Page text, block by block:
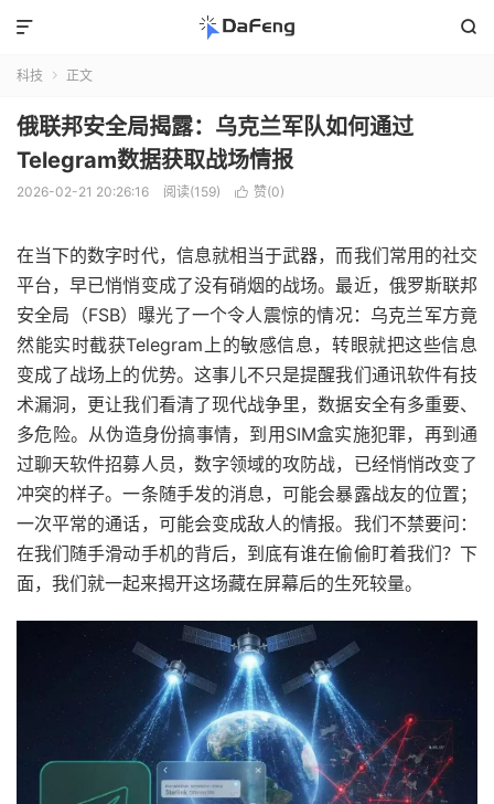


科技  正文
俄联邦安全局揭露：乌克兰军队如何通过
Telegram数据获取战场情报
2026-02-21 20:26:16 阅读(159)  赞(0)
在当下的数字时代，信息就相当于武器，而我们常用的社交
平台，早已悄悄变成了没有硝烟的战场。最近，俄罗斯联邦
安全局（FSB）曝光了一个令人震惊的情况：乌克兰军方竟
然能实时截获Telegram上的敏感信息，转眼就把这些信息
变成了战场上的优势。这事儿不只是提醒我们通讯软件有技
术漏洞，更让我们看清了现代战争里，数据安全有多重要、
多危险。从伪造身份搞事情，到用SIM盒实施犯罪，再到通
过聊天软件招募人员，数字领域的攻防战，已经悄悄改变了
冲突的样子。一条随手发的消息，可能会暴露战友的位置；
一次平常的通话，可能会变成敌人的情报。我们不禁要问：
在我们随手滑动手机的背后，到底有谁在偷偷盯着我们？下
面，我们就一起来揭开这场藏在屏幕后的生死较量。